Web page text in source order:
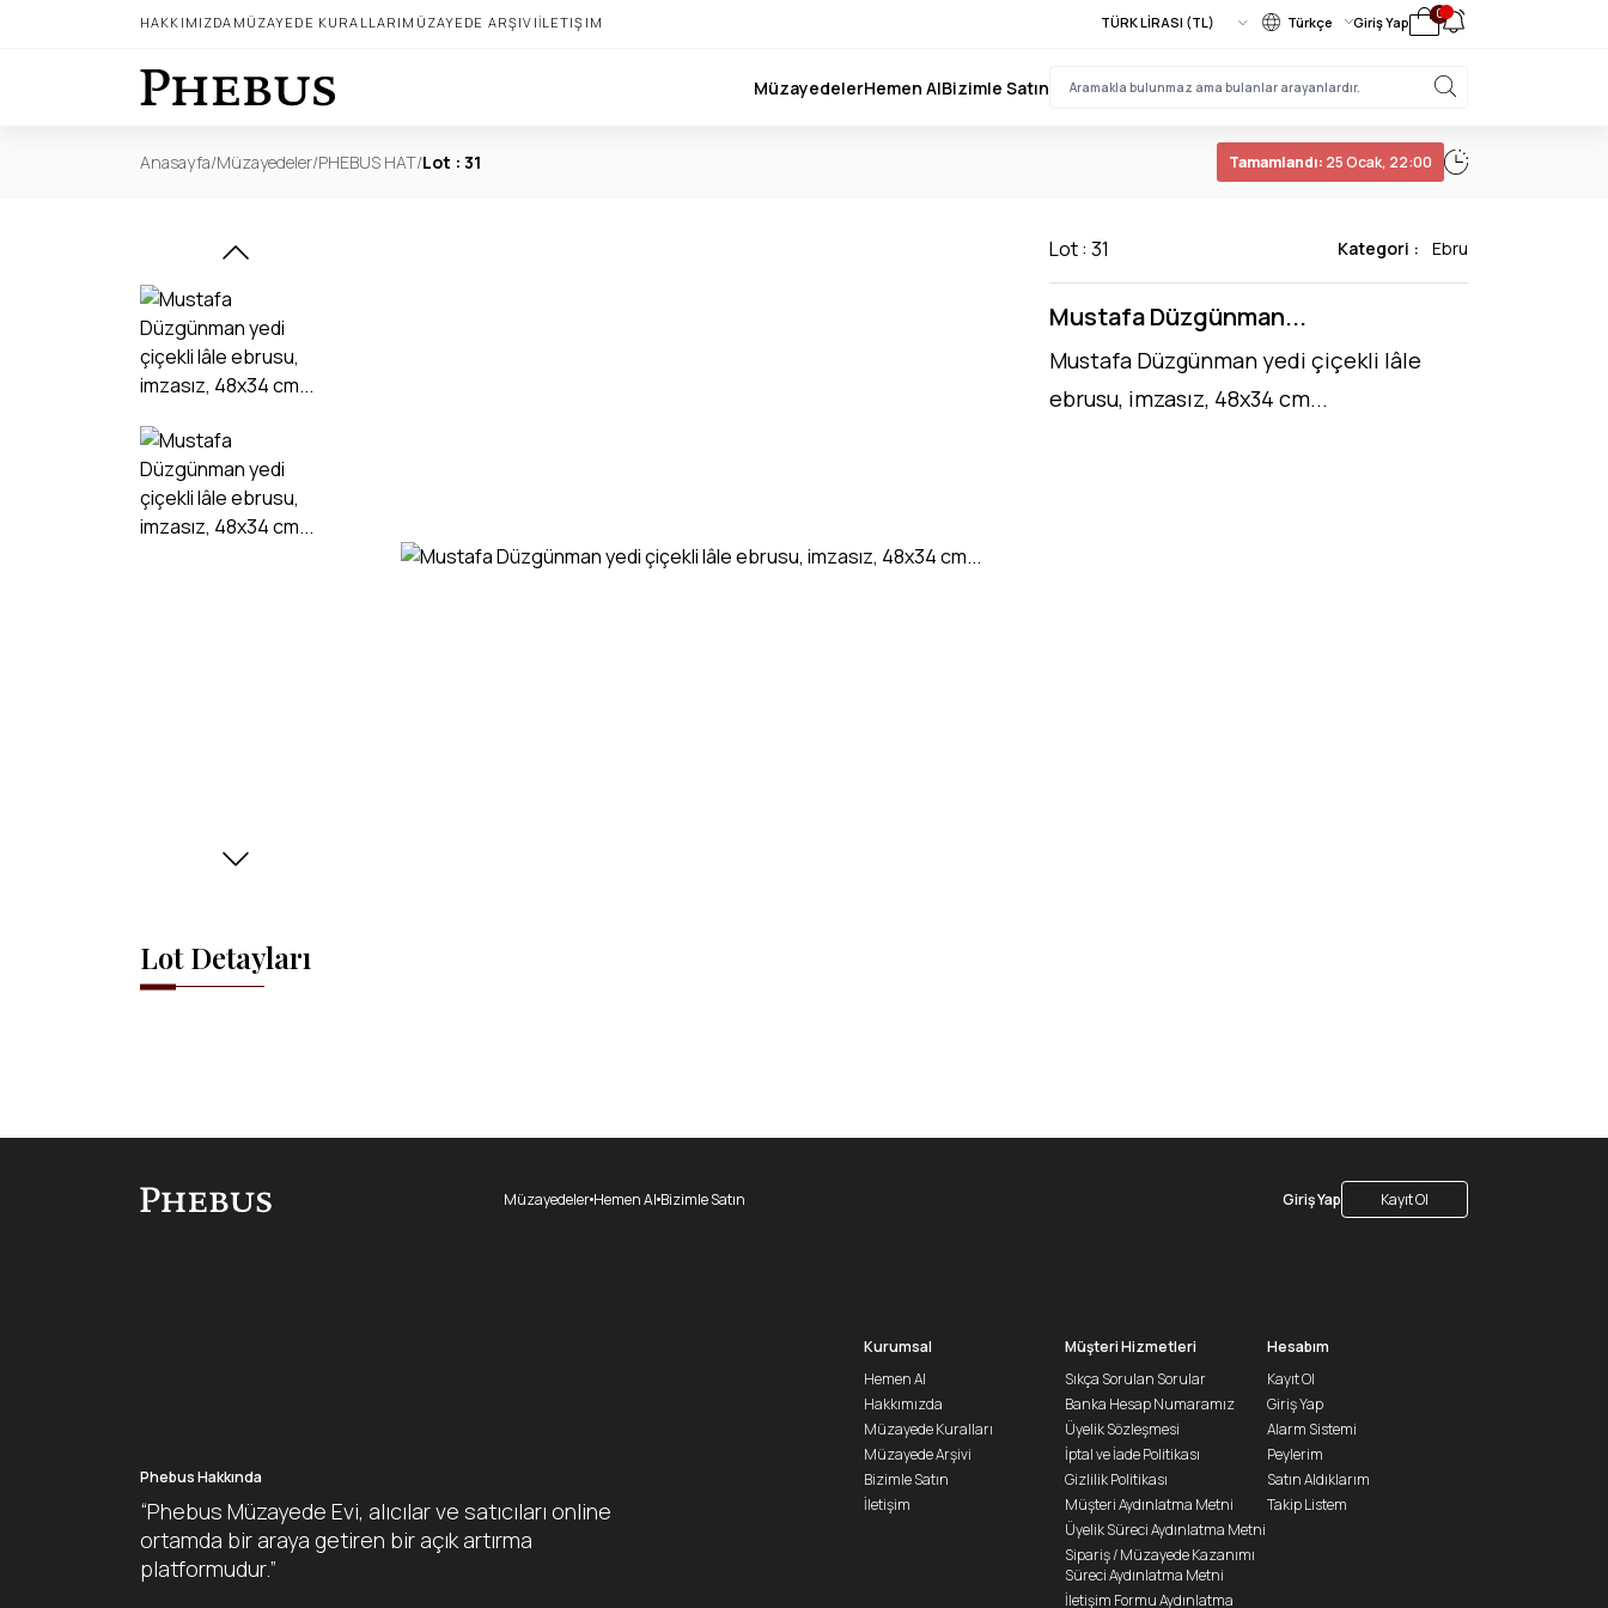
HAKKIMIZDA MÜZAYEDE KURALLARI MÜZAYEDE ARŞIVIİLETIŞIM Türkçe Giriş Yap 0
MüzayedelerHemen AlBizimle Satın
Anasayfa/Müzayedeler/PHEBUS HAT/Lot : 31 Tamamlandı: 25 Ocak, 22:00
Lot Detayları
Lot : 31 Kategori : Ebru
Mustafa Düzgünman...
Mustafa Düzgünman yedi çiçekli lâle
ebrusu, imzasız, 48x34 cm...
MüzayedelerHemen Al Bizimle Satın Giriş Yap Kayıt Ol
Phebus Hakkında
“Phebus Müzayede Evi, alıcılar ve satıcıları online
ortamda bir araya getiren bir açık artırma
platformudur.”
Kurumsal
Hemen Al
Hakkımızda
Müzayede Kuralları
Müzayede Arşivi
Bizimle Satın
İletişim
Müşteri Hizmetleri
Sıkça Sorulan Sorular
Banka Hesap Numaramız
Üyelik Sözleşmesi
İptal ve İade Politikası
Gizlilik Politikası
Müşteri Aydınlatma Metni
Üyelik Süreci Aydınlatma Metni
Sipariş / Müzayede Kazanımı
Süreci Aydınlatma Metni
İletişim Formu Aydınlatma
Hesabım
Kayıt Ol
Giriş Yap
Alarm Sistemi
Peylerim
Satın Aldıklarım
Takip Listem